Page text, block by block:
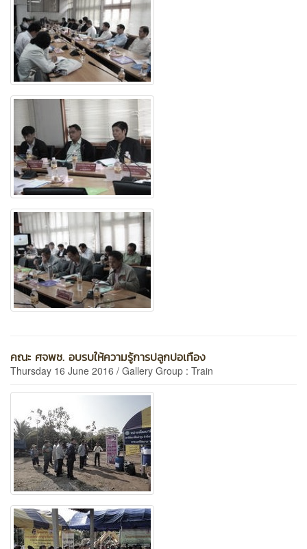
คณะ ศจพช. อบรบให้ความรู้การปลูกปอเทือง
Thursday 16 June 2016 / Gallery Group : Train